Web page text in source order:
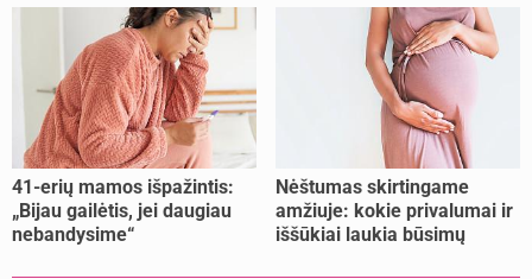
41-erių mamos išpažintis:
„Bijau gailėtis, jei daugiau
nebandysime“
Nėštumas skirtingame
amžiuje: kokie privalumai ir
iššūkiai laukia būsimų